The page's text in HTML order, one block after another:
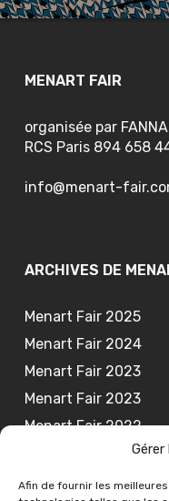
Afin de fournir les
MENART FAIR
organisée par
RCS Paris 894 658
info@menart-
ARCHIVES DE
Menart Fair 2025
Menart Fair 2024
Menart Fair 2023
Menart Fair 2023
Menart Fair 2022
Menart Fair 2021